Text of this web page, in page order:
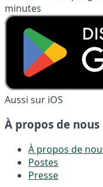
minutes
Aussi sur iOS
À propos de nous
À propos de
Postes
Presse